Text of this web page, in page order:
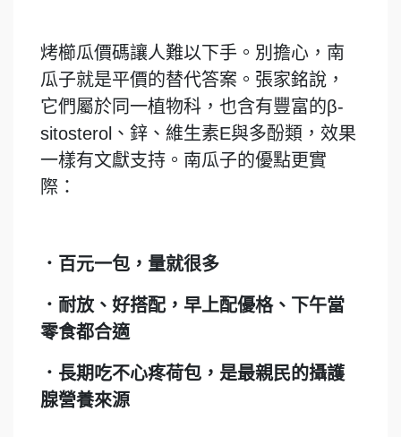
烤櫛瓜價碼讓人難以下手。別擔心，南
瓜子就是平價的替代答案。張家銘說，
它們屬於同一植物科，也含有豐富的β-
sitosterol、鋅、維生素E與多酚類，效果
一樣有文獻支持。南瓜子的優點更實
際：
．百元一包，量就很多
．耐放、好搭配，早上配優格、下午當
零食都合適
．長期吃不心疼荷包，是最親民的攝護
腺營養來源